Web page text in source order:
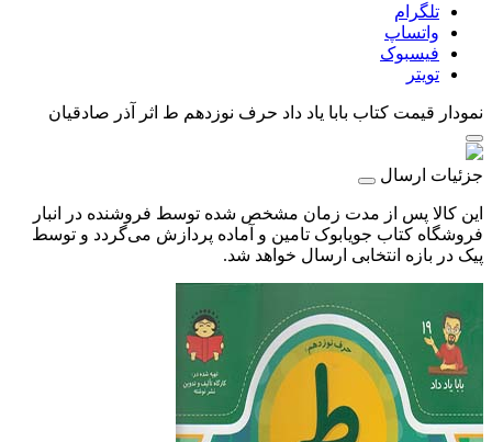
تلگرام
واتساپ
فیسبوک
تویتر
نمودار قیمت کتاب بابا یاد داد حرف نوزدهم ط اثر آذر صادقیان
جزئیات ارسال
این کالا پس از مدت زمان مشخص شده توسط فروشنده در انبار
فروشگاه کتاب جویابوک تامین و آماده پردازش می‌گردد و توسط
پیک در بازه انتخابی ارسال خواهد شد.